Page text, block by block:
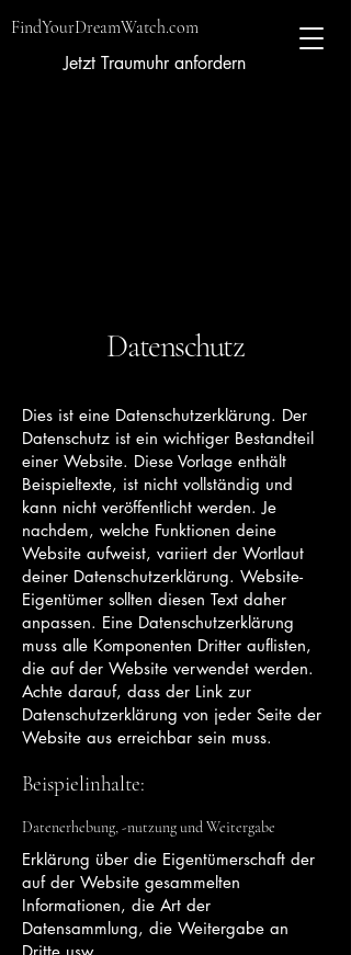
FindYourDreamWatch.com
Jetzt Traumuhr anfordern
Datenschutz
Dies ist eine Datenschutzerklärung. Der
Datenschutz ist ein wichtiger Bestandteil
einer Website. Diese Vorlage enthält
Beispieltexte, ist nicht vollständig und
kann nicht veröffentlicht werden. Je
nachdem, welche Funktionen deine
Website aufweist, variiert der Wortlaut
deiner Datenschutzerklärung. Website-
Eigentümer sollten diesen Text daher
anpassen. Eine Datenschutzerklärung
muss alle Komponenten Dritter auflisten,
die auf der Website verwendet werden.
Achte darauf, dass der Link zur
Datenschutzerklärung von jeder Seite der
Website aus erreichbar sein muss.
Beispielinhalte:
Datenerhebung, -nutzung und Weitergabe
Erklärung über die Eigentümerschaft der
auf der Website gesammelten
Informationen, die Art der
Datensammlung, die Weitergabe an